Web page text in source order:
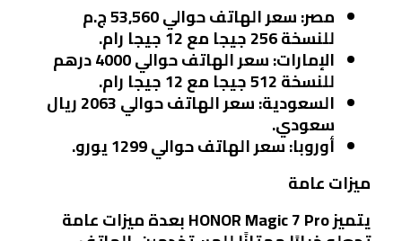
مصر
: سعر الهاتف حوالي 53,560 ج.م
للنسخة 256 جيجا مع 12 جيجا رام.
الإمارات : سعر الهاتف حوالي 4000 درهم
للنسخة 512 جيجا مع 12 جيجا رام.
السعودية : سعر الهاتف حوالي 2063 ريال
سعودي.
أوروبا: سعر الهاتف حوالي 1299 يورو.
ميزات عامة
يتميز HONOR Magic 7 Pro بعدة ميزات عامة